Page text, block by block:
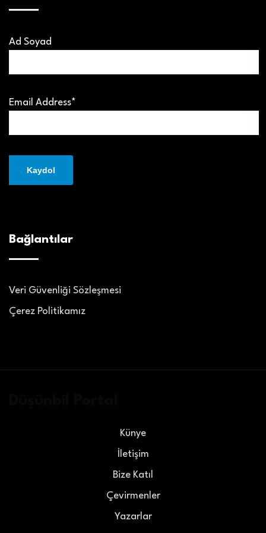
Ad Soyad
Email Address*
Bağlantılar
Veri Güvenliği Sözleşmesi
Çerez Politikamız
Künye
İletişim
Bize Katıl
Çevirmenler
Yazarlar